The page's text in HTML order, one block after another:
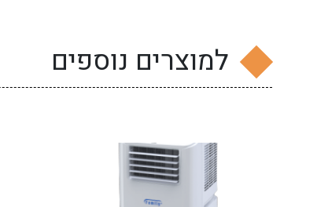
למוצרים נוספים